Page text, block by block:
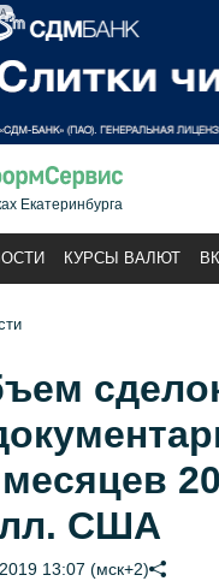
Екатеринбурга
КУРСЫ ВАЛЮТ
месяцев
США
13:07 (мск+2)